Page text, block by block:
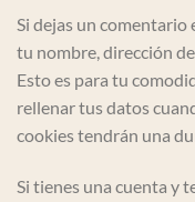
Si dejas un
tu nombre, dirección
Esto es para tu
rellenar tus datos
cookies tendrán una
Si tienes una cuenta y